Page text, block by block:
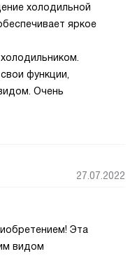
холодильной
яркое
функции,
Очень
27.07.2022
Эта
видом